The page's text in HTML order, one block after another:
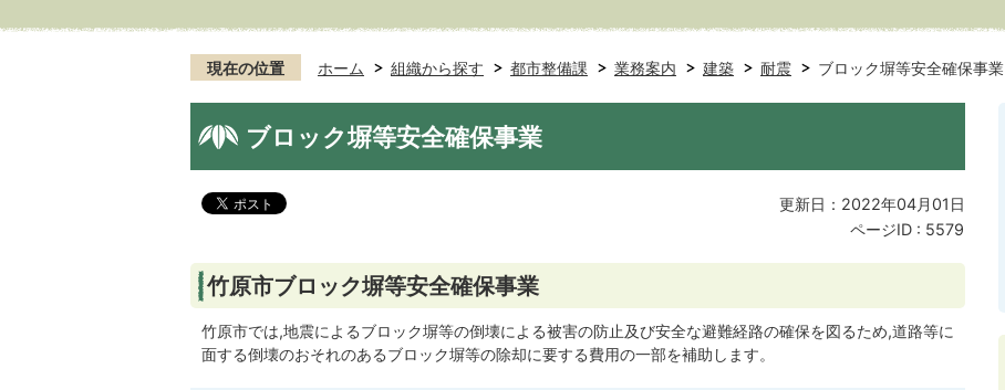
現在の位置 ホーム 組織から探す 都市整備課 業務案内 建築 耐震 ブロック塀等安全確保事業
ブロック塀等安全確保事業
更新日：2022年04月01日
ページID : 5579
竹原市ブロック塀等安全確保事業
竹原市では,地震によるブロック塀等の倒壊による被害の防止及び安全な避難経路の確保を図るため,道路等に
面する倒壊のおそれのあるブロック塀等の除却に要する費用の一部を補助します。